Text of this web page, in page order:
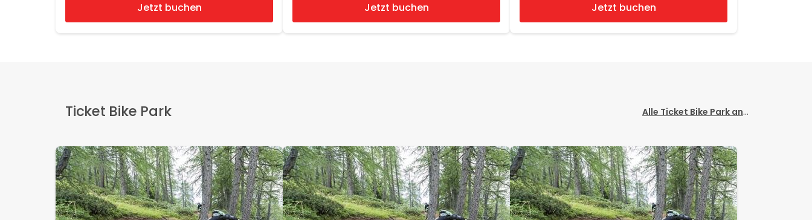
Jetzt buchen Jetzt buchen Jetzt buchen
Ticket Bike Park Alle Ticket Bike Park anzeigen